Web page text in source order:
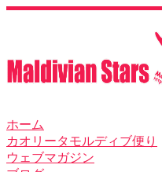
ホーム
カオリータモルディブ便り
ウェブマガジン